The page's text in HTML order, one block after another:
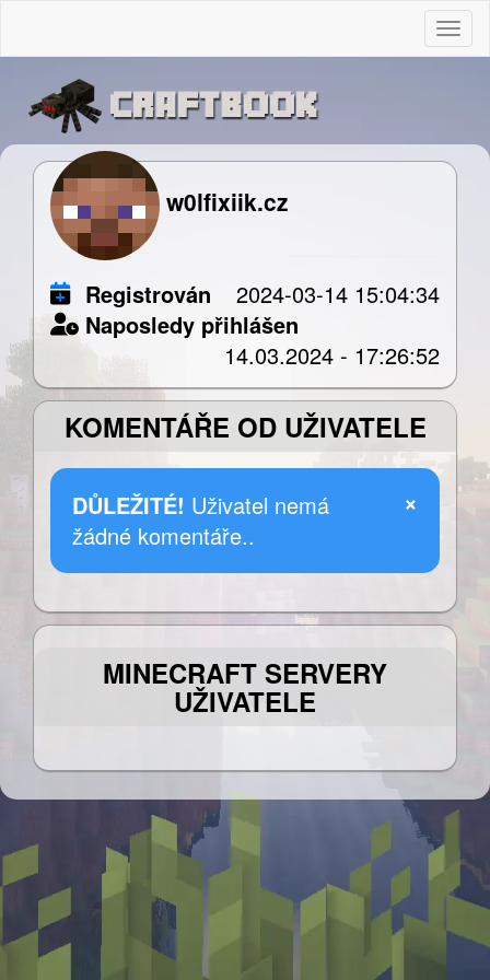
w0lfixiik.cz
Registrován
2024-03-14 15:04:34
Naposledy přihlášen
14.03.2024 - 17:26:52
KOMENTÁŘE OD UŽIVATELE
×
DŮLEŽITÉ! Uživatel nemá
žádné komentáře..
MINECRAFT SERVERY
UŽIVATELE